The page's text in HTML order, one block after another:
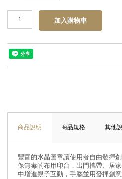
商品說明 商品規格 其他
豐富的水晶圖章讓使用者自由發揮
保無毒的布用印台，出門攜帶、居
中增進親子互動，手腦並用發揮創